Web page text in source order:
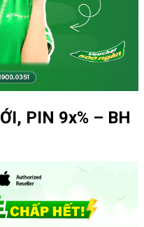
PIN 9x% – BH